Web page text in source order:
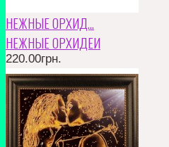
НЕЖНЫЕ ОРХИД...
НЕЖНЫЕ ОРХИДЕИ
220.00грн.
Частичная вышивка ..
КУПИТЬ
В ЗАКЛАДКИ
В СРАВНЕНИЕ
220.00грн.